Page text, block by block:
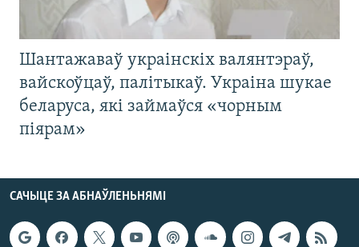
Шантажаваў украінскіх валянтэраў,
вайскоўцаў, палітыкаў. Украіна шукае
беларуса, які займаўся «чорным
піярам»
САЧЫЦЕ ЗА АБНАЎЛЕНЬНЯМІ